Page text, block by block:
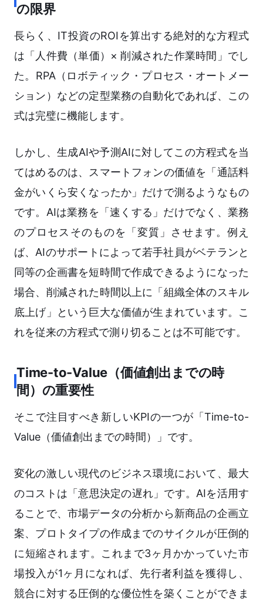
の限界
長らく、IT投資のROIを算出する絶対的な方程式
は「人件費（単価）× 削減された作業時間」でし
た。RPA（ロボティック・プロセス・オートメー
ション）などの定型業務の自動化であれば、この
式は完璧に機能します。
しかし、生成AIや予測AIに対してこの方程式を当
てはめるのは、スマートフォンの価値を「通話料
金がいくら安くなったか」だけで測るようなもの
です。AIは業務を「速くする」だけでなく、業務
のプロセスそのものを「変質」させます。例え
ば、AIのサポートによって若手社員がベテランと
同等の企画書を短時間で作成できるようになった
場合、削減された時間以上に「組織全体のスキル
底上げ」という巨大な価値が生まれています。こ
れを従来の方程式で測り切ることは不可能です。
Time-to-Value（価値創出までの時
間）の重要性
そこで注目すべき新しいKPIの一つが「Time-to-
Value（価値創出までの時間）」です。
変化の激しい現代のビジネス環境において、最大
のコストは「意思決定の遅れ」です。AIを活用す
ることで、市場データの分析から新商品の企画立
案、プロトタイプの作成までのサイクルが圧倒的
に短縮されます。これまで3ヶ月かかっていた市
場投入が1ヶ月になれば、先行者利益を獲得し、
競合に対する圧倒的な優位性を築くことができま